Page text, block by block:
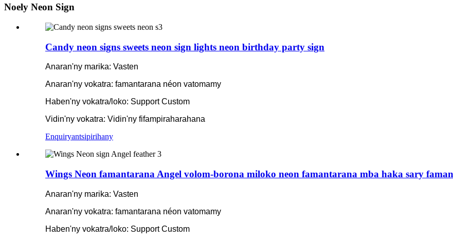
Noely Neon Sign
Candy neon signs sweets neon sign lights neon birthday party sign
Anaran'ny marika: Vasten
Anaran'ny vokatra: famantarana néon vatomamy
Haben'ny vokatra/loko: Support Custom
Vidin'ny vokatra: Vidin'ny fifampiraharahana
Enquiryantsipirihany
Wings Neon famantarana Angel volom-borona miloko neon famantarana mba haka sary
Anaran'ny marika: Vasten
Anaran'ny vokatra: famantarana néon vatomamy
Haben'ny vokatra/loko: Support Custom